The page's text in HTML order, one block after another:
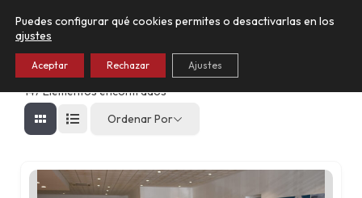
147Elementos encontrados
Ordenar Por
Puedes configurar qué cookies permites o desactivarlas en los
ajustes
Aceptar Rechazar Ajustes